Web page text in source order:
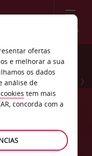
Menu
Avis Preferred. Adira
toda a
ofertas
e melhorar a sua
os dados
análise de
tem mais
concorda com a